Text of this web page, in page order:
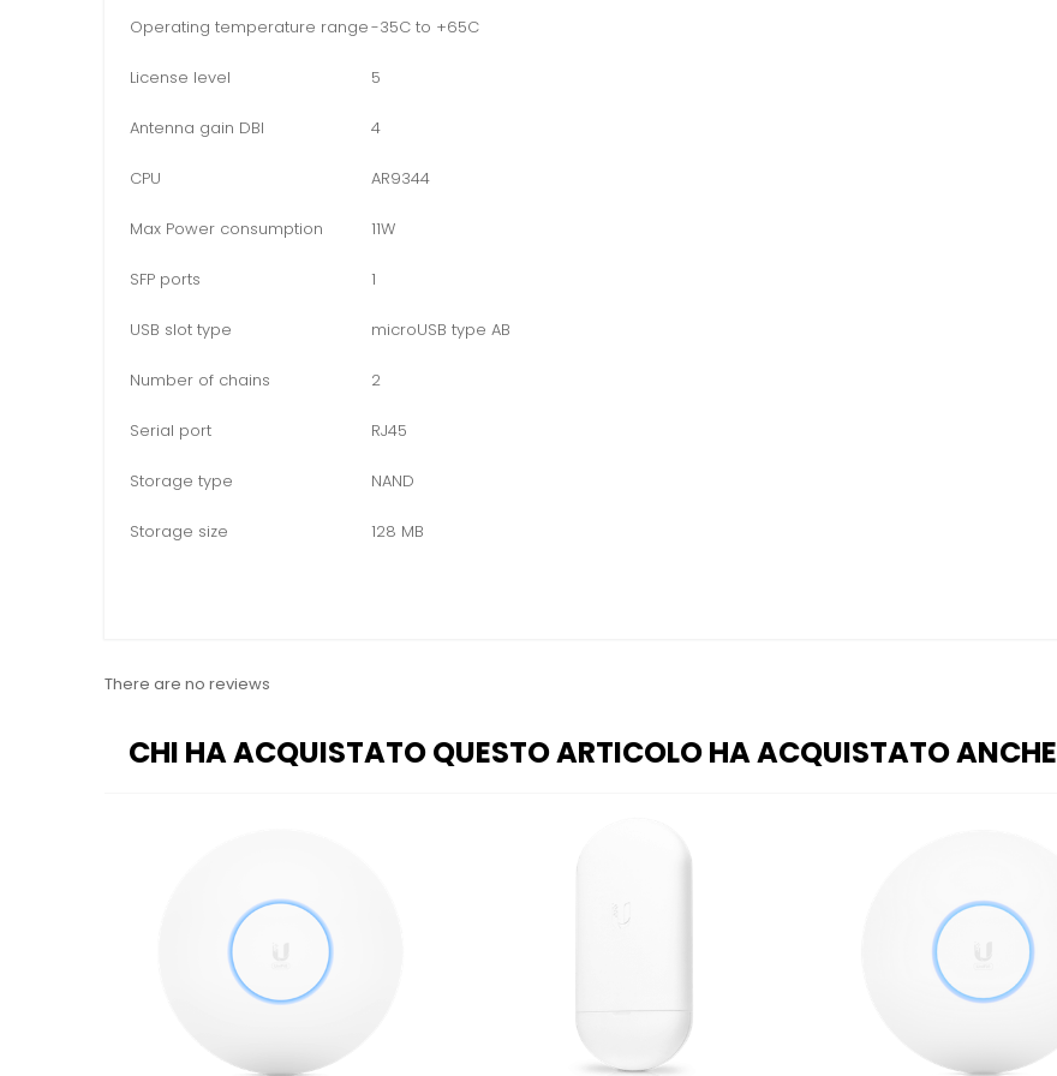
Operating temperature range-35C to +65C
License level 5
Antenna gain DBI 4
CPU AR9344
Max Power consumption 11W
SFP ports 1
USB slot type microUSB type AB
Number of chains 2
Serial port RJ45
Storage type NAND
Storage size 128 MB
There are no reviews
CHI HA ACQUISTATO QUESTO ARTICOLO HA ACQUISTATO ANCHE